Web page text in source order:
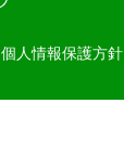
個人情報保護方針